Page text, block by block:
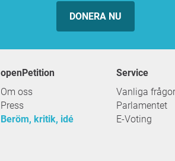
DONERA NU
openPetition
Om oss
Press
Beröm, kritik, idé
service
Vanliga frågor
Parlamentet
E-Voting